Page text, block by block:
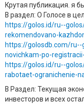
Крутая публикация. я
В раздел: О Голосе в
https://golos.id/ru--
rekomendovano-
https://golosdb.com/
novichkam-po-
https://golos.id/ru--
rabotaet-ogranichenie-
В Раздел: Текущая
инвесторов и всех